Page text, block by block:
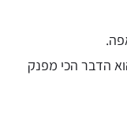
הדבר הכי מפנק